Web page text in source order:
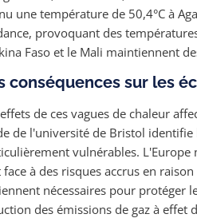
une température de 50,4°C à
provoquant des
Faso et le Mali maintiennent
conséquences sur les
de ces vagues de chaleur
de l'université de Bristol
vulnérables. L'Europe
à des risques accrus en
nécessaires pour protéger
des émissions de gaz à